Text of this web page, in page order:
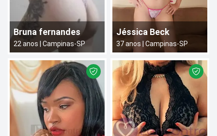
Bruna fernandes
22 anos | Campinas-SP
Jéssica Beck
37anos | Campinas-SP